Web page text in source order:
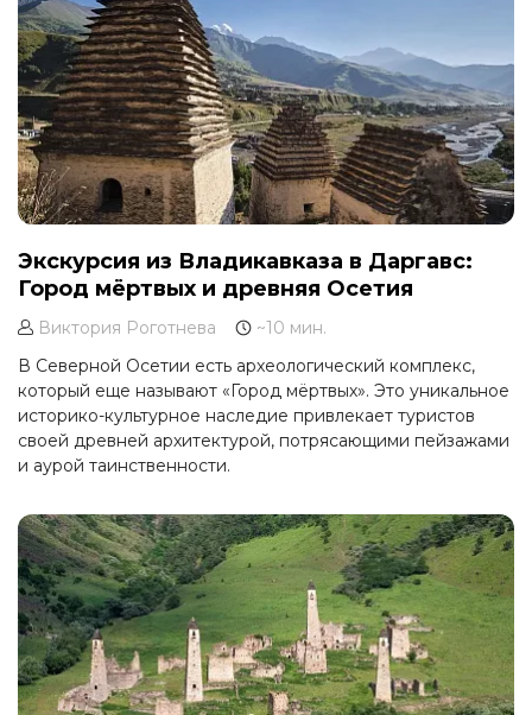
Экскурсия из Владикавказа в Даргавс:
Город мёртвых и древняя Осетия
Виктория Роготнева
~10 мин.
В Северной Осетии есть археологический комплекс,
который еще называют «Город мёртвых». Это уникальное
историко-культурное наследие привлекает туристов
своей древней архитектурой, потрясающими пейзажами
и аурой таинственности.